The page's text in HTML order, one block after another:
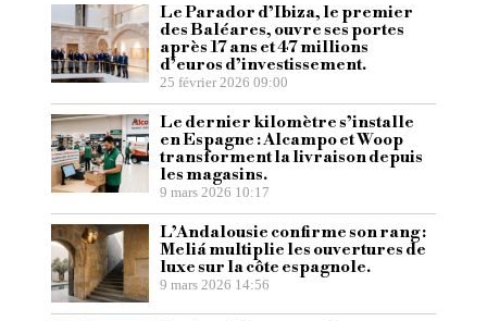
Le Parador d’Ibiza, le premier
des Baléares, ouvre ses portes
après 17 ans et 47 millions
d’euros d’investissement.
25 février 2026 09:00
Le dernier kilomètre s’installe
en Espagne : Alcampo et Woop
transforment la livraison depuis
les magasins.
9 mars 2026 10:17
L’Andalousie confirme son rang :
Meliá multiplie les ouvertures de
luxe sur la côte espagnole.
9 mars 2026 14:56